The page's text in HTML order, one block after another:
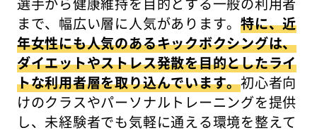
まで、幅広い層に人気があります。特に、近
年女性にも人気のあるキックボクシングは、
ダイエットやストレス発散を目的としたライ
トな利用者層を取り込んでいます。初心者向
けのクラスやパーソナルトレーニングを提供
し、未経験者でも気軽に通える環境を整えて